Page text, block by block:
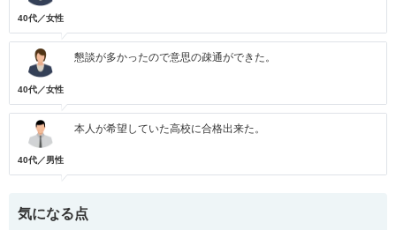
40代／女性
40代／女性
懇談が多かったので意思の疎通ができた。
40代／男性
本人が希望していた高校に合格出来た。
気になる点